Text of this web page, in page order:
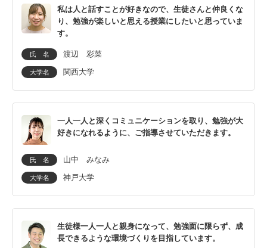
私は人と話すことが好きなので、生徒さんと仲良くな
り、勉強が楽しいと思える授業にしたいと思っていま
す。
氏 名 渡辺 彩菜
大学名 関西大学
一人一人と深くコミュニケーションを取り、勉強が大
好きになれるように、ご指導させていただきます。
氏 名 山中 みなみ
大学名 神戸大学
生徒様一人一人と親身になって、勉強面に限らず、成
長できるような環境づくりを目指しています。